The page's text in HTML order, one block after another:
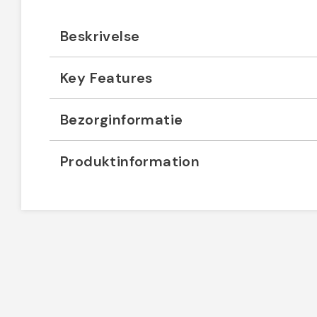
Beskrivelse
Key Features
Bezorginformatie
Produktinformation